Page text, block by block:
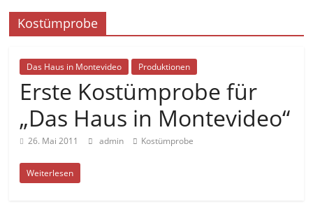
Kostümprobe
Das Haus in Montevideo Produktionen
Erste Kostümprobe für
„Das Haus in Montevideo“
26. Mai 2011 admin Kostümprobe
Weiterlesen